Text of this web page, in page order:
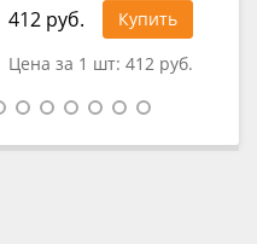
412 руб.
Купить
Цена за 1 шт: 412 руб.